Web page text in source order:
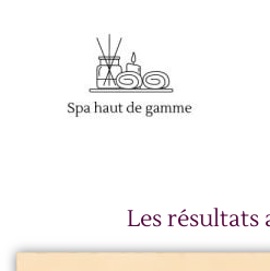
Les résultats